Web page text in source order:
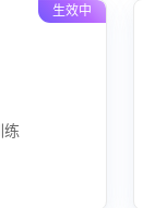
生效中
练